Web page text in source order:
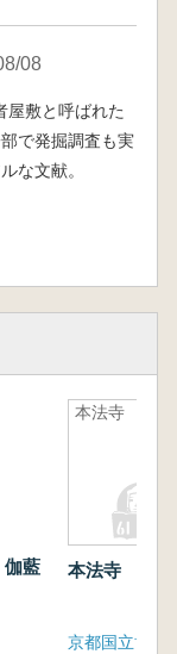
08
屋敷と呼ばれた
で発掘調査も実
な文献。
藍
本法寺
本法寺
京都国立博物